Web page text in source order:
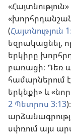
(Հայտնություն
եզրակացնել,
երկիրը
բառացի։ Դեռ
համարներում
երկնքի» և
2 Պետրոս 3։13
սփռում այս